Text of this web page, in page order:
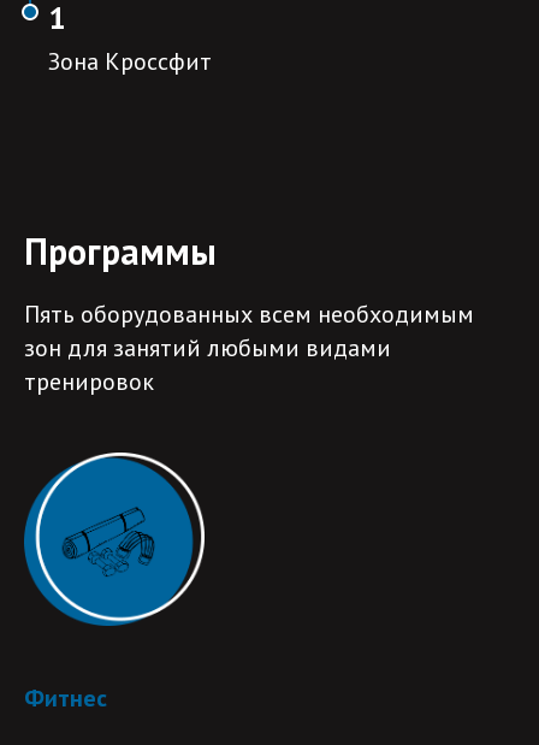
1
Зона Кроссфит
Программы
Пять оборудованных всем необходимым
зон для занятий любыми видами
тренировок
Фитнес